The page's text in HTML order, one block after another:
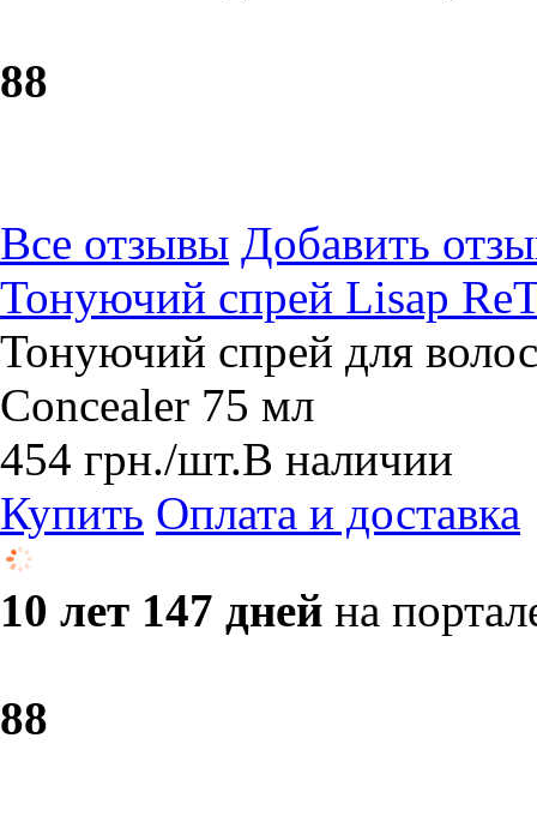
88
Все отзывы Добавить
Тонуючий спрей Lisap
Тонуючий спрей для
Concealer 75 мл
454 грн./шт.В наличии
Купить Оплата и доставка
10 лет 147 дней на
88